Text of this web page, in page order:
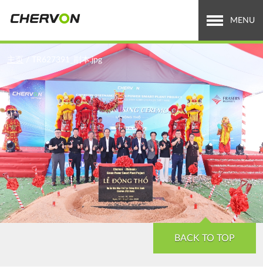
MENU
关于泉峰
全球业务
招贤纳士
新闻中心
投资者关系
Search
form
搜
索
You
are
here
主页 TR627391_副本.jpg
BACK TO TOP